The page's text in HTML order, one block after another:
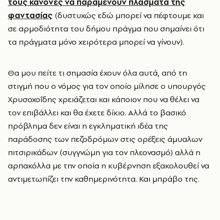
φαντασίας (δυστυχώς εδώ μπορεί να πέφτουμε και
σε αρμοδιότητα του δήμου πράγμα που σημαίνει ότι
τα πράγματα μόνο χειρότερα μπορεί να γίνουν).
Θα μου πείτε τι σημασία έχουν όλα αυτά, από τη
στιγμή που ο νόμος για τον οποίο μίλησε ο υπουργός
Χρυσοχοΐδης χρειάζεται και κάποιον που να θέλει να
τον επιβάλλει και θα έχετε δίκιο. Αλλά το βασικό
πρόβλημα δεν είναι η εγκληματική ιδέα της
παράδοσης των πεζοδρόμων στις ορέξεις άμυαλων
πιτσιρικάδων (συγγνώμη για τον πλεονασμό) αλλά η
αρπακόλλα με την οποία η κυβέρνηση εξακολουθεί να
αντιμετωπίζει την καθημερινότητα. Και μπράβο της.